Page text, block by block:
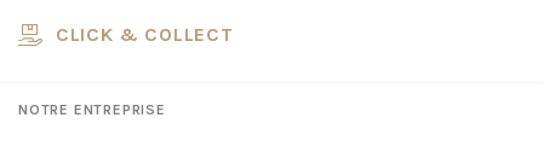
CLICK & COLLECT
NOTRE ENTREPRISE